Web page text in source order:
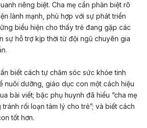
riêng biệt. Cha mẹ cần phân biệt rõ
lành mạnh, phù hợp với sự phát triển
biểu hiện cho thấy trẻ đang gặp các
sự hỗ trợ kịp thời từ đội ngũ chuyên gia
biết cách tự chăm sóc sức khỏe tinh
nuôi dưỡng, giáo dục con một cách hiệu
bài viết; bậc phụ huynh đã hiểu “cha mẹ
rối loạn tâm lý cho trẻ”; và biết cách
tốt hơn.